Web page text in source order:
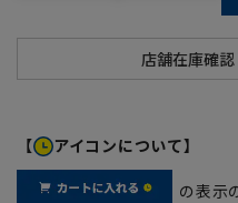
【 アイコンについて】
の表示